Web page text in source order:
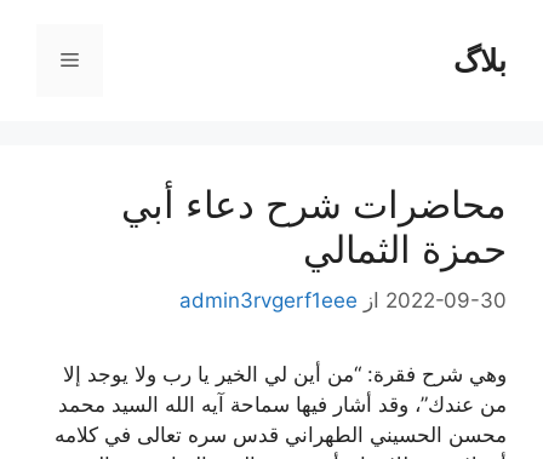
محتوابلاگ فهرست
محاضرات شرح دعاء أبي
حمزة الثمالي
2022-09-30 از admin3rvgerf1eee
وهي شرح فقرة: “من أين لي الخير يا رب ولا يوجد إلا
من عندك”، وقد أشار فيها سماحة آيه الله السيد محمد
محسن الحسيني الطهراني قدس سره تعالى في كلامه